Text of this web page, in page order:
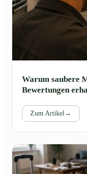
Warum saubere
Bewertungen
Zum Artikel →